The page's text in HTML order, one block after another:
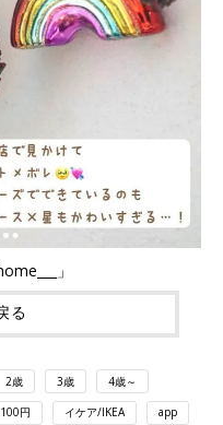
」
る
2歳 3歳 4歳～
円 イケア/IKEA app